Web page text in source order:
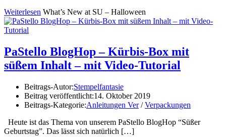
Weiterlesen What’s New at SU – Halloween
PaStello BlogHop – Kürbis-Box mit
süßem Inhalt – mit Video-Tutorial
Beitrags-Autor:Stempelfantasie
Beitrag veröffentlicht:14. Oktober 2019
Beitrags-Kategorie:Anleitungen Ver / Verpackungen
Heute ist das Thema von unserem PaStello BlogHop “Süßer
Geburtstag”. Das lässt sich natürlich […]